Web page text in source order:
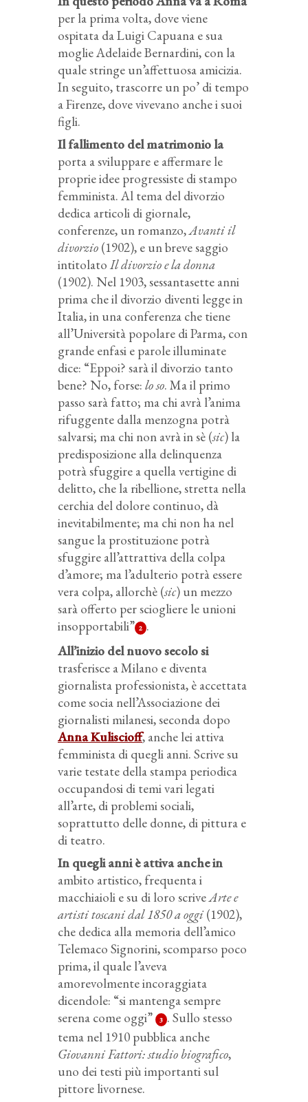
per la prima volta, dove viene
ospitata da Luigi Capuana e sua
moglie Adelaide Bernardini, con la
quale stringe un’affettuosa amicizia.
In seguito, trascorre un po’ di tempo
a Firenze, dove vivevano anche i suoi
figli.
Il fallimento del matrimonio la
porta a sviluppare e affermare le
proprie idee progressiste di stampo
femminista. Al tema del divorzio
dedica articoli di giornale,
conferenze, un romanzo,Avanti il
divorzio (1902), e un breve saggio
intitolato Il divorzio e la donna
(1902). Nel 1903, sessantasette anni
prima che il divorzio diventi legge in
Italia, in una conferenza che tiene
all’Università popolare di Parma, con
grande enfasi e parole illuminate
dice: “Eppoi? sarà il divorzio tanto
bene? No, forse: lo so. Ma il primo
passo sarà fatto; ma chi avrà l’anima
rifuggente dalla menzogna potrà
salvarsi; ma chi non avrà in sè (sic) la
predisposizione alla delinquenza
potrà sfuggire a quella vertigine di
delitto, che la ribellione, stretta nella
cerchia del dolore continuo, dà
inevitabilmente; ma chi non ha nel
sangue la prostituzione potrà
sfuggire all’attrattiva della colpa
d’amore; ma l’adulterio potrà essere
vera colpa, allorchè (sic) un mezzo
sarà offerto per sciogliere le unioni
insopportabili” 2 .
All’inizio del nuovo secolo si
trasferisce a Milano e diventa
giornalista professionista, è accettata
come socia nell’Associazione dei
giornalisti milanesi, seconda dopo
Anna Kuliscioff, anche lei attiva
femminista di quegli anni. Scrive su
varie testate della stampa periodica
occupandosi di temi vari legati
all’arte, di problemi sociali,
soprattutto delle donne, di pittura e
di teatro.
In quegli anni è attiva anche in
ambito artistico, frequenta i
macchiaioli e su di loro scriveArte e
artisti toscani dal 1850 a oggi (1902),
che dedica alla memoria dell’amico
Telemaco Signorini, scomparso poco
prima, il quale l’aveva
amorevolmente incoraggiata
dicendole: “si mantenga sempre
serena come oggi”
3 . Sullo stesso
tema nel 1910 pubblica anche
Giovanni Fattori: studio biografico,
uno dei testi più importanti sul
pittore livornese.